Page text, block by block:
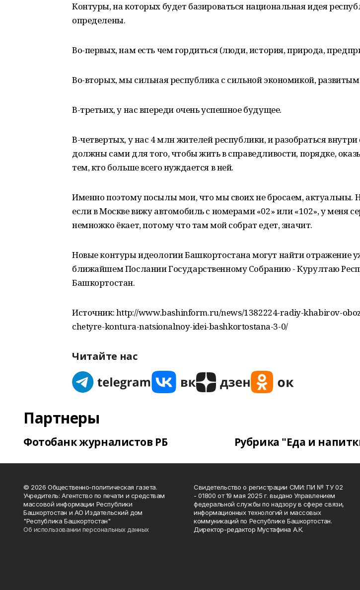
Контуры, на которых будет базироваться национальная идея
определены.
Во-первых, нам есть чем гордиться (люди, история, природа,
Во-вторых, мы сильная республика с сильной экономикой,
В-третьих, у нас впереди очень успешное будущее.
В-четвертых, у нас 4 млн жителей республики, и разобраться
должны сами для того, чтобы жить в справедливости, порядке,
тем, кто больше всего нуждается в ней.
Именно поэтому посылы мои, что мы своих не бросаем, актуальны.
если в Москве вижу автомобиль с номерами «02» или «102», у меня
немножко ёкает, потому что там мой собрат едет, значит.
Новые контуры идеологии Башкортостана могут найти отражение
ближайшем Послании Государственному Собранию - Курултаю
Башкортостан.
Источник: http://www.bashinform.ru/news/1382224-radiy-khabirov-
chetyre-kontura-natsionalnoy-idei-bashkortostana-3-0/
Читайте нас
Партнеры
Фотобанк журналистов РБ Рубрика "Еда и
© 2026 Общественно-политическая газета.
Учредитель: Агентство по печати и средствам
массовой информации Республики
Башкортостан и АО Издательский дом
"Республика Башкортостан"
Об использовании персональных данных
Свидетельство о регистрации СМИ: ПИ № ТУ 02
- 01800 от 19 мая 2025 г. выдано Управлением
федеральной службы по надзору в сфере связи,
информационных технологий и массовых
коммуникаций по Республике Башкортостан.
Директор-редактор Мустафина А.К.